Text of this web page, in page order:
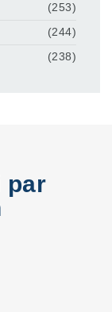
(253)
(244)
(238)
par